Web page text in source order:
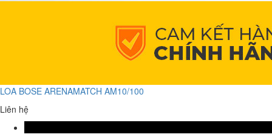
LOA BOSE ARENAMATCH AM10/100
Liên hệ